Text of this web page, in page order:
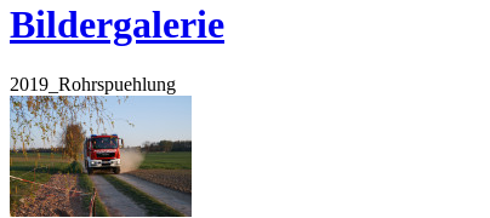
Bildergalerie
2019_Rohrspuehlung